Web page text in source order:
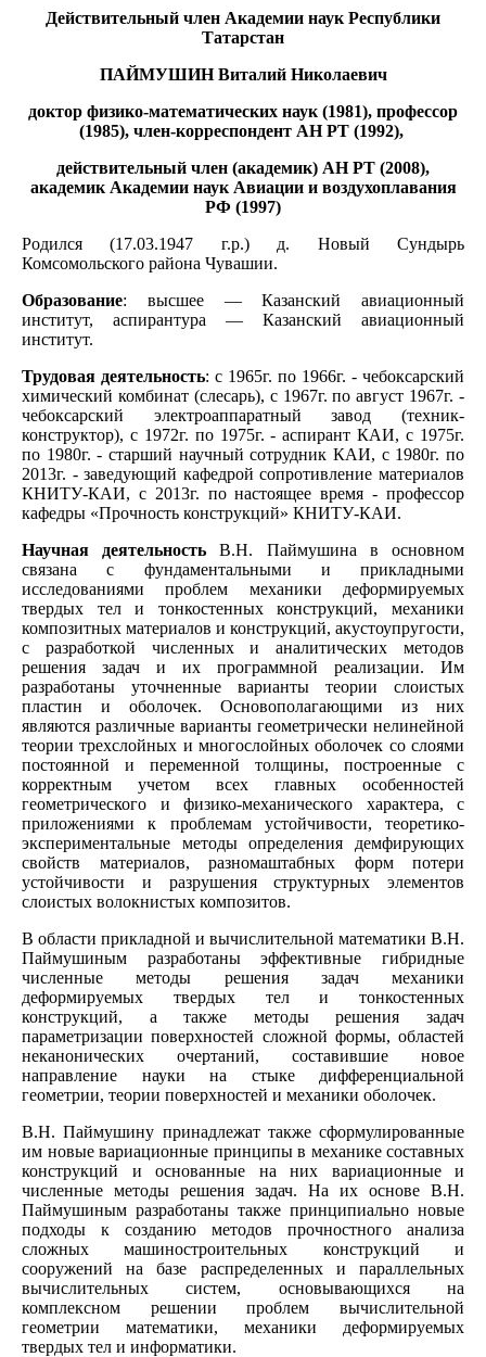
Действительный член Академии наук Республики
Татарстан
ПАЙМУШИН Виталий Николаевич
доктор физико-математических наук (1981), профессор
(1985), член-корреспондент АН РТ (1992),
действительный член (академик) АН РТ (2008),
академик Академии наук Авиации и воздухоплавания
РФ (1997)
Родился (17.03.1947 г.р.) д. Новый Сундырь
Комсомольского района Чувашии.
Образование: высшее — Казанский авиационный
институт, аспирантура — Казанский авиационный
институт.
Трудовая деятельность: с 1965г. по 1966г. - чебоксарский
химический комбинат (слесарь), с 1967г. по август 1967г. -
чебоксарский электроаппаратный завод (техник-
конструктор), с 1972г. по 1975г. - аспирант КАИ, с 1975г.
по 1980г. - старший научный сотрудник КАИ, с 1980г. по
2013г. - заведующий кафедрой сопротивление материалов
КНИТУ-КАИ, с 2013г. по настоящее время - профессор
кафедры «Прочность конструкций» КНИТУ-КАИ.
Научная деятельность В.Н. Паймушина в основном
связана с фундаментальными и прикладными
исследованиями проблем механики деформируемых
твердых тел и тонкостенных конструкций, механики
композитных материалов и конструкций, акустоупругости,
с разработкой численных и аналитических методов
решения задач и их программной реализации. Им
разработаны уточненные варианты теории слоистых
пластин и оболочек. Основополагающими из них
являются различные варианты геометрически нелинейной
теории трехслойных и многослойных оболочек со слоями
постоянной и переменной толщины, построенные с
корректным учетом всех главных особенностей
геометрического и физико-механического характера, с
приложениями к проблемам устойчивости, теоретико-
экспериментальные методы определения демфирующих
свойств материалов, разномаштабных форм потери
устойчивости и разрушения структурных элементов
слоистых волокнистых композитов.
В области прикладной и вычислительной математики В.Н.
Паймушиным разработаны эффективные гибридные
численные методы решения задач механики
деформируемых твердых тел и тонкостенных
конструкций, а также методы решения задач
параметризации поверхностей сложной формы, областей
неканонических очертаний, составившие новое
направление науки на стыке дифференциальной
геометрии, теории поверхностей и механики оболочек.
В.Н. Паймушину принадлежат также сформулированные
им новые вариационные принципы в механике составных
конструкций и основанные на них вариационные и
численные методы решения задач. На их основе В.Н.
Паймушиным разработаны также принципиально новые
подходы к созданию методов прочностного анализа
сложных машиностроительных конструкций и
сооружений на базе распределенных и параллельных
вычислительных систем, основывающихся на
комплексном решении проблем вычислительной
геометрии математики, механики деформируемых
твердых тел и информатики.